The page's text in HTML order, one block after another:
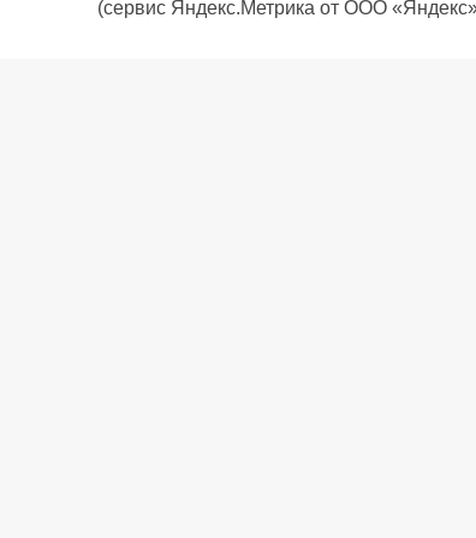
(сервис Яндекс.Метрика от ООО